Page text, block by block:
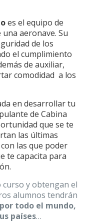
es el equipo de
aeronave. Su
de los
el cumplimiento
de auxiliar,
comodidad a los
en desarrollar tu
de Cabina
que se te
las últimas
las que poder
te capacita para
y obtengan el
alumnos tendrán
todo el mundo,
países…